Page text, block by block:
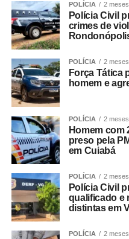
POLÍCIA 2
Polícia Civil
crimes de
POLÍCIA 2
Força Tática
homem e
POLÍCIA 2
Homem com
preso pela
em Cuiabá
POLÍCIA 2
Polícia Civil
qualificado e
distintas em
POLÍCIA 2